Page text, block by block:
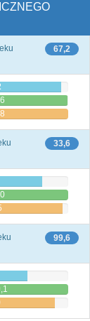
67,2
33,6
99,6